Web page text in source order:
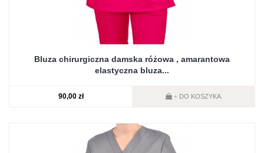
Bluza chirurgiczna damska różowa , amarantowa
elastyczna bluza...
90,00 zł + DO KOSZYKA